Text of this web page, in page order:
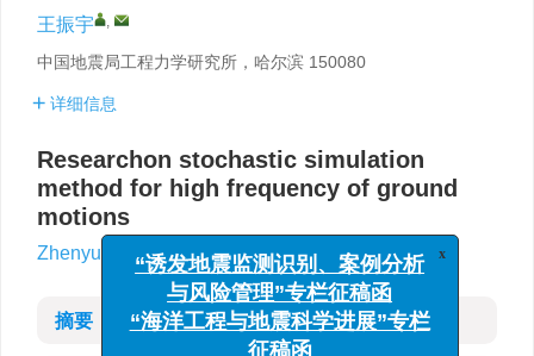
王振宇 ,
中国地震局工程力学研究所，哈尔滨 150080
详细信息
Researchon stochastic simulation
method for high frequency of ground
motions
Zhenyu Wang ,
摘要
“诱发地震监测识别、案例分析
与风险管理”专栏征稿函
“海洋工程与地震科学进展”专栏